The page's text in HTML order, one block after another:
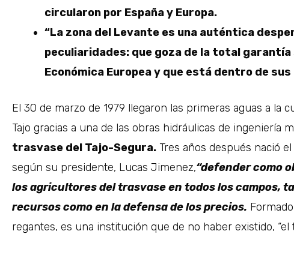
circularon por España y Europa.
“La zona del Levante es una auténtica
peculiaridades: que goza de la total
Económica Europea y que está dentro de
El 30 de marzo de 1979 llegaron las primeras aguas a la
Tajo gracias a una de las obras hidráulicas de ingeniería
trasvase del Tajo-Segura. Tres años después nació
según su presidente, Lucas Jimenez,“defender como
los agricultores del trasvase en todos los campos,
recursos como en la defensa de los precios.
regantes, es una institución que de no haber existido, “el